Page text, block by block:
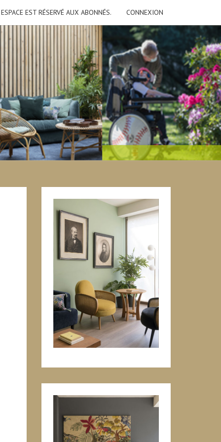
EST RÉSERVÉ AUX ABONNÉS. CONNEXION